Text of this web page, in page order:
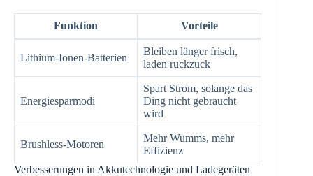
Funktion Vorteile
Lithium-Ionen-Batterien
Bleiben länger frisch,
laden ruckzuck
Energiesparmodi
Spart Strom, solange das
Ding nicht gebraucht
wird
Brushless-Motoren
Mehr Wumms, mehr
Effizienz
Verbesserungen in Akkutechnologie und Ladegeräten